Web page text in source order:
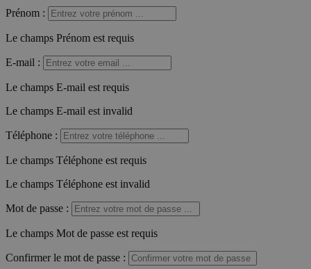
Prénom :
Le champs Prénom est requis
E-mail :
Le champs E-mail est requis
Le champs E-mail est invalid
Téléphone :
Le champs Téléphone est requis
Le champs Téléphone est invalid
Mot de passe :
Le champs Mot de passe est requis
Confirmer le mot de passe :